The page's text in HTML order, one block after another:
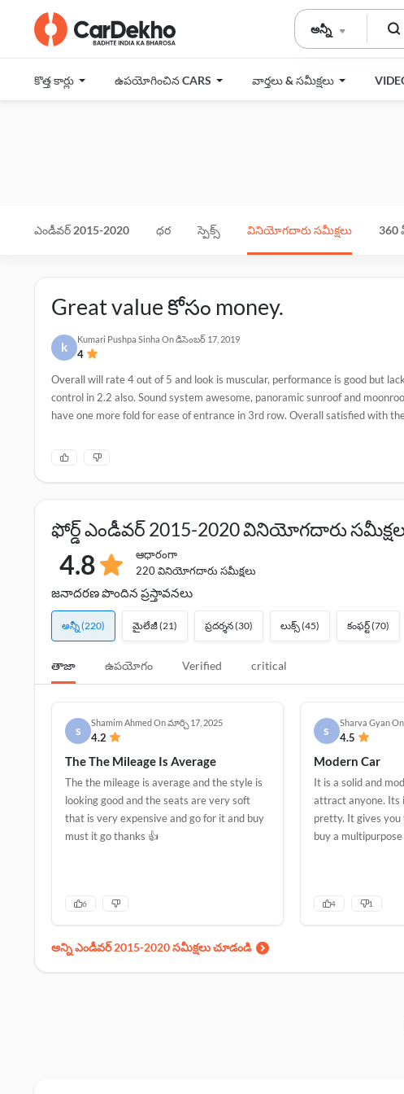
అన్నీ
కొత్త కార్లు ఉపయోగించిన CARS వార్తలు & సమీక్షలు
ఎండీవర్ 2015-2020 ధర స్పెక్స్ వినియోగదారు సమీక్షలు 360
Great value కోసం money.
k
Kumari Pushpa Sinha Onడిసెంబర్ 17, 2019
4
Overall will rate 4 out of 5 and look is muscular, performance is good but
control in 2.2 also. Sound system awesome, panoramic sunroof and
have one more fold for ease of entrance in 3rd row. Overall satisfied with
ఫోర్డ్ ఎండీవర్ 2015-2020 వినియోగదారు
4.8
ఆధారంగా
220 వినియోగదారు సమీక్షలు
జనాదరణ పొందిన ప్రస్తావనలు
అన్నీ(220) మైలేజీ(21) ప్రదర్శన(30) లుక్స్(45) కంఫర్ట్(70)
తాజా ఉపయోగం Verified critical
s
Shamim AhmedOnమార్చి 17, 2025
4.2
The The Mileage Is Average
The the mileage is average and the style is
looking good and the seats are very soft
that is very expensive and go for it and buy
must it go thanks 👍
6
s
Sharva GyanOn
4.5
Modern Car
It is a solid and
attract anyone. Its
pretty. It gives
buy a multipurpose
4 1
అన్ని ఎండీవర్ 2015-2020 సమీక్షలు చూడండి